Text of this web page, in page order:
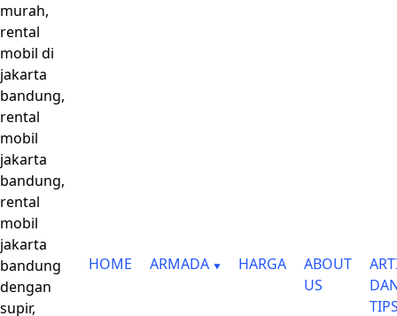
murah,
rental
mobil di
jakarta
bandung,
rental
mobil
jakarta
bandung,
rental
mobil
jakarta
bandung
dengan
supir,
HOME ARMADA HARGA
ABOUT
US